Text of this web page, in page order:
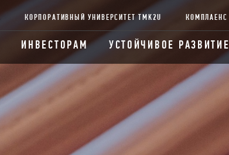
КОРПОРАТИВНЫЙ УНИВЕРСИТЕТ TMK2U КОМПЛАЕНС
ИНВЕСТОРАМ УСТОЙЧИВОЕ РАЗВИТИЕ